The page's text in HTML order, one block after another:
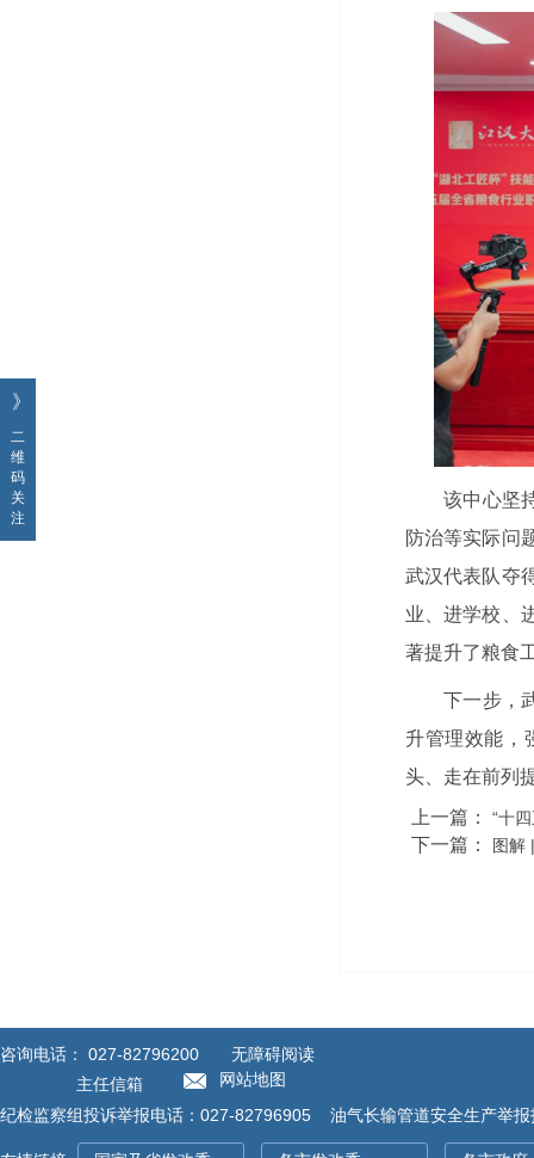
该中心坚
防治等实际问
武汉代表队夺
业、进学校、
著提升了粮食
下一步，
升管理效能，
头、走在前列
上一篇： “十
下一篇： 图解
》
二
维
码
关
注
咨询电话： 027-82796200
无障碍阅读
主任信箱
网站地图
纪检监察组投诉举报电话：027-82796905 油气长输管道安全生产举